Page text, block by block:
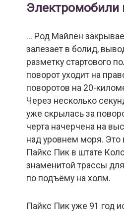
Электромобили
... Род Майлен
залезает в болид,
разметку стартового
поворот уходит на
поворотов на 20-
Через несколько
уже скрылась за
черта начерчена на
над уровнем моря. Это
Пайкс Пик в штате
знаменитой трассы
по подъёму на холм.
Пайкс Пик уже 91 год